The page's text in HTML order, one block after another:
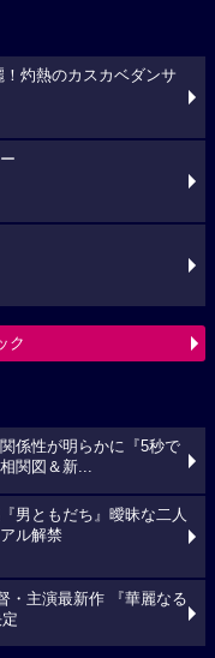
灼熱のカスカベダンサ
ク
係性が明らかに『5秒で
関図＆新...
男ともだち』曖昧な二人
ル解禁
・主演最新作 『華麗なる